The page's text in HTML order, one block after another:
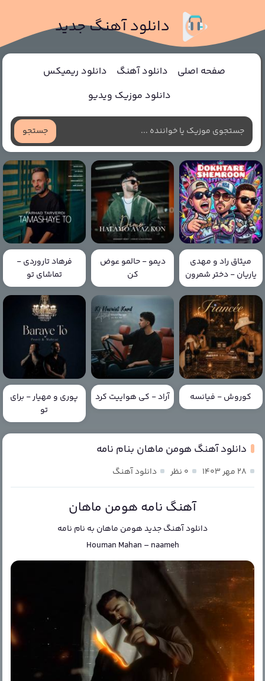
دانلود آهنگ جدید
صفحه اصلی دانلود آهنگ
دانلود ریمیکس
دانلود موزیک ویدیو
جستجو
میثاق راد و مهدی
یاریان - دختر شمرون
دیمو - حالمو عوض
کن
فرهاد تاروردی -
تماشای تو
کوروش - فیانسه آراد - کی هواییت کرد
پوری و مهیار - برای
تو
دانلود آهنگ هومن ماهان بنام نامه
۲۸ مهر ۱۴۰۳ ۰ نظر دانلود آهنگ
آهنگ نامه هومن ماهان
دانلود آهنگ جدیدهومن ماهان به نام نامه
Houman Mahan –naameh